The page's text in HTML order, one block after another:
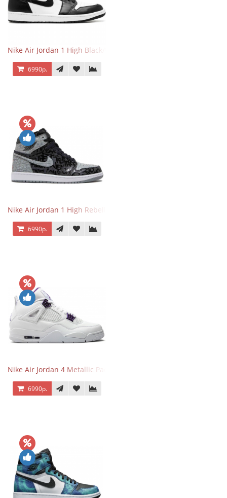
Nike Air Jordan 1 High Black/White
6990р.
Nike Air Jordan 1 High Rebellionaire
6990р.
Nike Air Jordan 4 Metallic Pack Purple
6990р.